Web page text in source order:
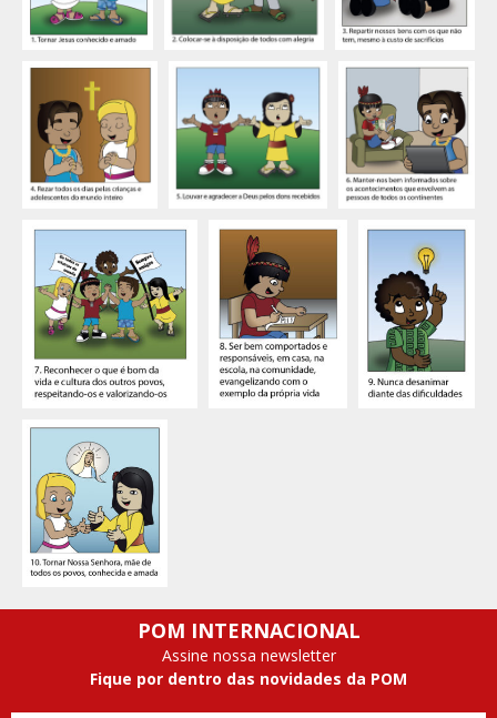
POM INTERNACIONAL
Assine nossa newsletter
Fique por dentro das novidades da POM